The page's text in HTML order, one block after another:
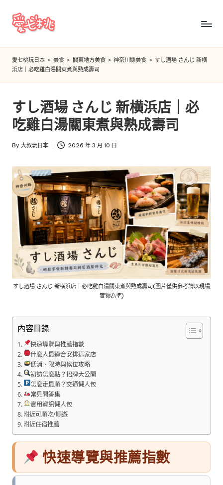
Skip
愛
七
桃
玩
日
本
愛七桃玩日本 > 美食 > 關東地方美食 > 神奈川縣美食 > すし酒場 さんじ 新横
浜店｜必吃雞白湯關東煮與熟成壽司
すし酒場 さんじ 新横浜店｜必
吃雞白湯關東煮與熟成壽司
Posted
By 大叔玩日本 2026 年 3 月 10 日
すし酒場 さんじ 新横浜店｜必吃雞白湯關東煮與熟成壽司(圖片僅供參考請以現場
實物為準)
內容目錄
快速導覽與推薦指數
什麼人最適合安排這家店
低消、限時與候位攻略
初訪怎麼點？招牌大公開
怎麼走最順？交通懶人包
常見問答集
實用資訊懶人包
附近可順吃/順遊
附近住宿推薦
快速導覽與推薦指數